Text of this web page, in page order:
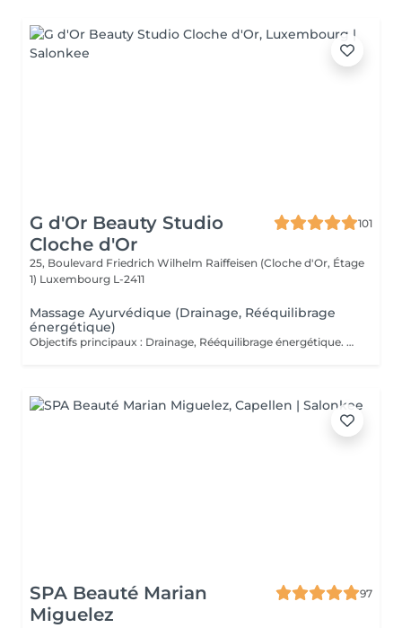
G d'Or Beauty Studio
Cloche d'Or
101
25, Boulevard Friedrich Wilhelm Raiffeisen (Cloche d'Or, Étage
1) Luxembourg L-2411
Massage Ayurvédique (Drainage, Rééquilibrage
énergétique)
Objectifs principaux : Drainage, Rééquilibrage énergétique. Massage du corps entier inspiré des traditions indiennes ancestrales, où les manuvres sont à la fois enveloppantes, profondes et rythmées, alternant pressions, lissages et mouvements circulaires. Chaque geste suit une chorégraphie précise visant à stimuler les points énergétiques et à accompagner le corps dans un mouvement naturel de rééquilibrage. Ce rituel harmonieux soutient la circulation sanguine et lymphatique, favorise le drainage naturel de l'organisme et aide à éliminer les toxines accumulées. Par son rythme fluide et structuré, il dynamise les tissus, relance l'énergie vitale (prana) et contribue à délier les zones de stagnation. Le corps retrouve légèreté et vitalité, tandis qu'une sensation d'ancrage et d'harmonie intérieure s'installe durablement. Fréquence recommandée : Ponctuellement, ou toutes les 2 à 3 semaines dans le cadre d'un entretien régulier.
SPA Beauté Marian
Miguelez
97